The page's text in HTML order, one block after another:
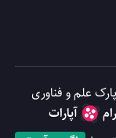
علم و فناوری
آپارات